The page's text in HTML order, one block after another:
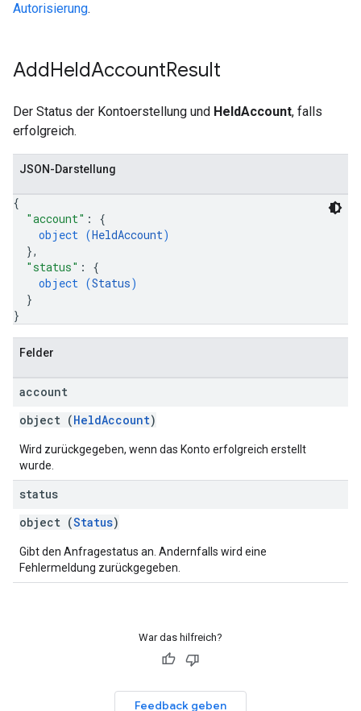
Autorisierung.
AddHeldAccountResult
Der Status der Kontoerstellung und HeldAccount, falls
erfolgreich.
JSON-Darstellung
{
"account" : {
object (HeldAccount)
},
"status" : {
object (Status)
}
}
Felder
account
object (HeldAccount)
Wird zurückgegeben, wenn das Konto erfolgreich erstellt
wurde.
status
object (Status)
Gibt den Anfragestatus an. Andernfalls wird eine
Fehlermeldung zurückgegeben.
War das hilfreich?
Feedback geben